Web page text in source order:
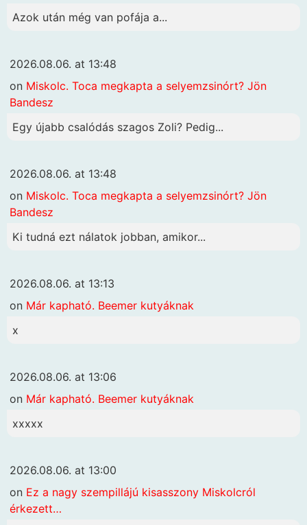
Azok után még van pofája a...
2026.08.06. at 13:48
on Miskolc. Toca megkapta a selyemzsinórt? Jön
Bandesz
Egy újabb csalódás szagos Zoli? Pedig...
2026.08.06. at 13:48
on Miskolc. Toca megkapta a selyemzsinórt? Jön
Bandesz
Ki tudná ezt nálatok jobban, amikor...
2026.08.06. at 13:13
on Már kapható. Beemer kutyáknak
x
2026.08.06. at 13:06
on Már kapható. Beemer kutyáknak
xxxxx
2026.08.06. at 13:00
on Ez a nagy szempillájú kisasszony Miskolcról
érkezett…